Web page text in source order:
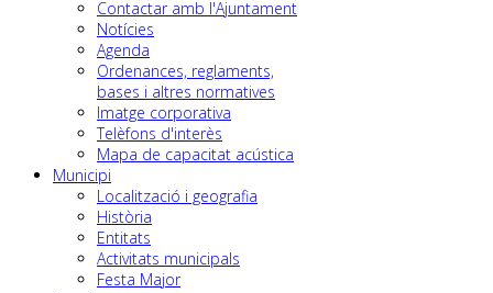
Contactar amb l'Ajuntament
Notícies
Agenda
Ordenances, reglaments,
bases i altres normatives
Imatge corporativa
Telèfons d'interès
Mapa de capacitat acústica
Municipi
Localització i geografia
Història
Entitats
Activitats municipals
Festa Major